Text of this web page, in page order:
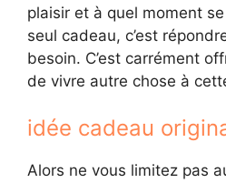
plaisir et à quel moment
seul cadeau, c’est
besoin. C’est carrément
de vivre autre chose à
idée cadeau
Alors ne vous limitez pas